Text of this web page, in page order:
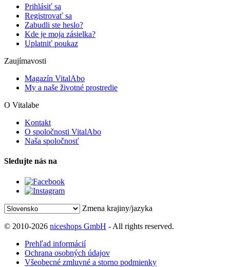
Prihlásiť sa
Registrovať sa
Zabudli ste heslo?
Kde je moja zásielka?
Uplatniť poukaz
Zaujímavosti
Magazín VitalAbo
My a naše životné prostredie
O Vitalabe
Kontakt
O spoločnosti VitalAbo
Naša spoločnosť
Sledujte nás na
Zmena krajiny/jazyka
© 2010-2026 niceshops GmbH - All rights reserved.
Prehľad informácií
Ochrana osobných údajov
Všeobecné zmluvné a storno podmienky